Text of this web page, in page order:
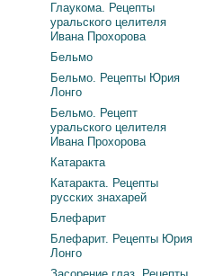
Глаукома. Рецепты
уральского целителя
Ивана Прохорова
Бельмо
Бельмо. Рецепты Юрия
Лонго
Бельмо. Рецепт
уральского целителя
Ивана Прохорова
Катаракта
Катаракта. Рецепты
русских знахарей
Блефарит
Блефарит. Рецепты Юрия
Лонго